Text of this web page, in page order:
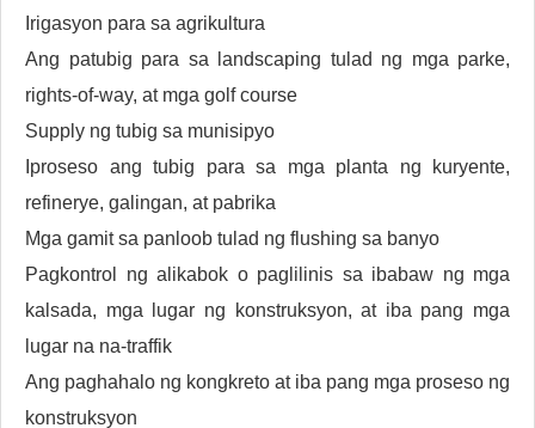
Irigasyon para sa agrikultura
Ang patubig para sa landscaping tulad ng mga parke,
rights-of-way, at mga golf course
Supply ng tubig sa munisipyo
Iproseso ang tubig para sa mga planta ng kuryente,
refinerye, galingan, at pabrika
Mga gamit sa panloob tulad ng flushing sa banyo
Pagkontrol ng alikabok o paglilinis sa ibabaw ng mga
kalsada, mga lugar ng konstruksyon, at iba pang mga
lugar na na-traffik
Ang paghahalo ng kongkreto at iba pang mga proseso ng
konstruksyon